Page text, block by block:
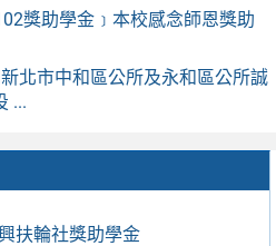
扶輪社獎助學金
獎助學金﹞本校感念師恩獎助
北市中和區公所及永和區公所誠
...